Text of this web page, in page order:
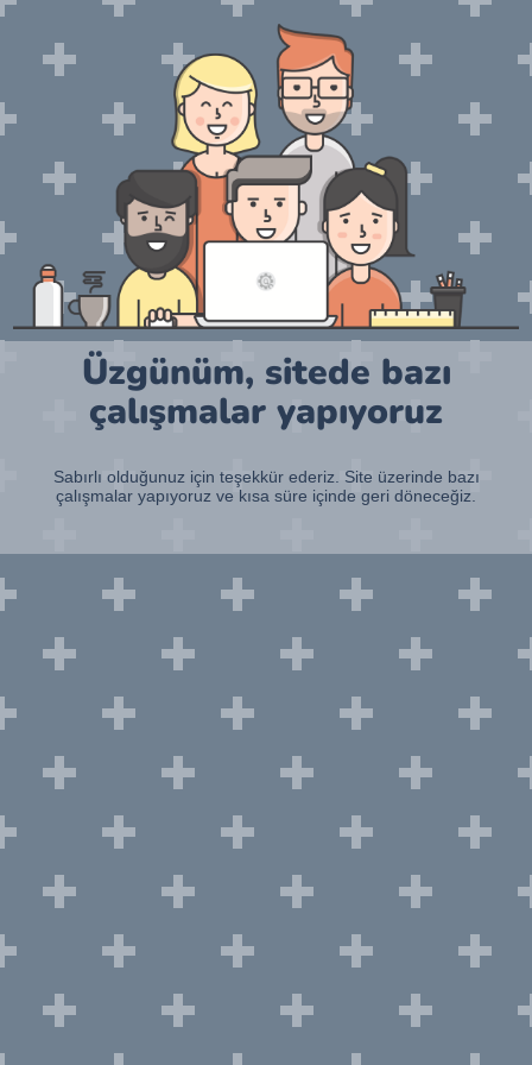
Üzgünüm, sitede bazı
çalışmalar yapıyoruz
Sabırlı olduğunuz için teşekkür ederiz. Site üzerinde bazı
çalışmalar yapıyoruz ve kısa süre içinde geri döneceğiz.